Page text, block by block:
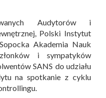
Audytorów i
Polski Instytut
Akademia Nauk
i sympatyków
SANS do udziału
na spotkanie z cyklu